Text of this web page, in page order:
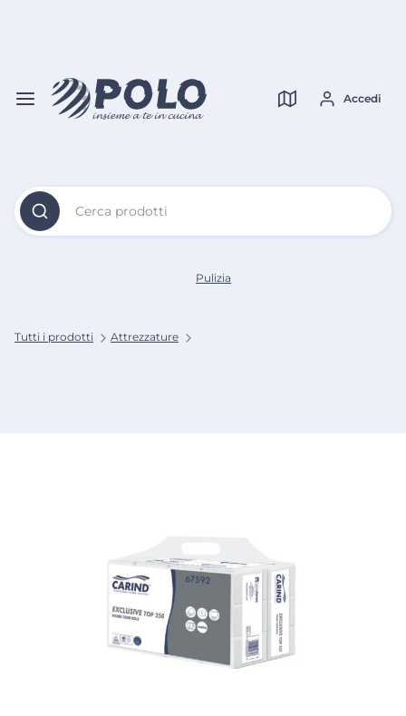
Cerca prodotti
Accedi
Tutti i prodotti Attrezzature
Pulizia